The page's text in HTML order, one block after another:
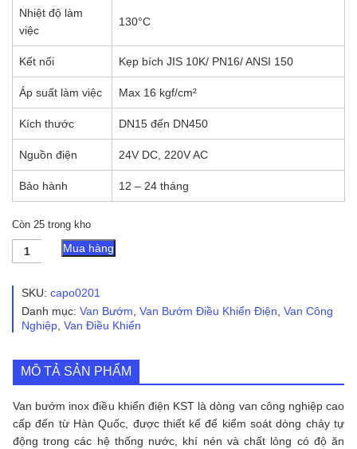
Nhiệt độ làm
việc
130°C
Kết nối Kẹp bích JIS 10K/ PN16/ ANSI 150
Áp suất làm việc Max 16 kgf/cm²
Kích thước DN15 đến DN450
Nguồn điện 24V DC, 220V AC
Bảo hành 12 – 24 tháng
Còn 25 trong kho
Van
Bướm
Điều
Điện
KST
lượng
Mua hàng
SKU: capo0201
Danh mục: Van Bướm, Van Bướm Điều Khiển Điện, Van Công
Nghiệp, Van Điều Khiển
MÔ TẢ SẢN PHẨM
Van bướm inox điều khiển điện KST là dòng van công nghiệp cao
cấp đến từ Hàn Quốc, được thiết kế để kiểm soát dòng chảy tự
động trong các hệ thống nước, khí nén và chất lỏng có độ ăn